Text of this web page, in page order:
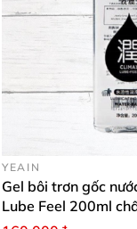
YEAIN
Gel bôi trơn gốc
Lube Feel 200ml